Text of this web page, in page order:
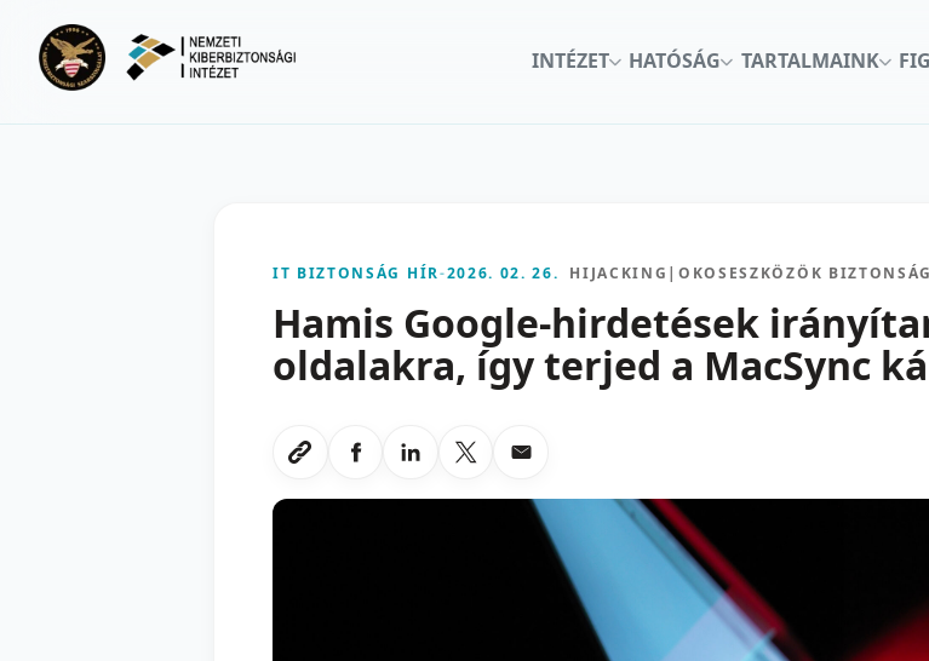
INTÉZET
HATÓSÁG TARTALMAINK
IT BIZTONSÁG HÍR-2026. 02. 26. HIJACKING |OKOSESZKÖZÖK
Hamis Google-hirdetések
oldalakra, így terjed a MacSync
Link masolasa
Megosztas Facebookon
Megosztas LinkedInen
Megosztas X-en
Megosztas emailben